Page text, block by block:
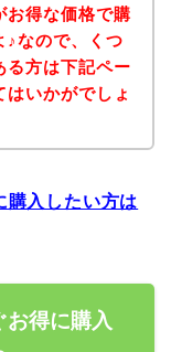
お得な価格で購
♪なので、くつ
る方は下記ペー
いかがでしょ
購入したい方は
お得に購入